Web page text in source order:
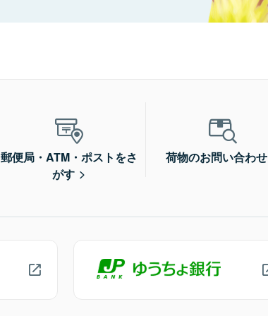
郵便局・ATM・ポストをさ
がす
荷物のお問い合わせ